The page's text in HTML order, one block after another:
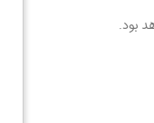
بود.